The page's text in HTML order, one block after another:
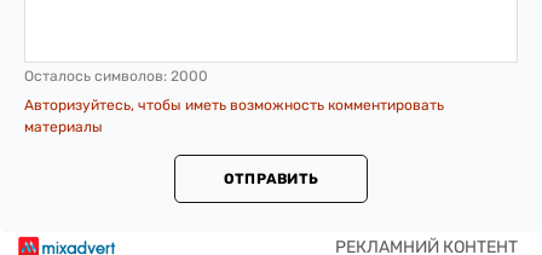
Осталось символов: 2000
Авторизуйтесь, чтобы иметь возможность комментировать
материалы
ОТПРАВИТЬ